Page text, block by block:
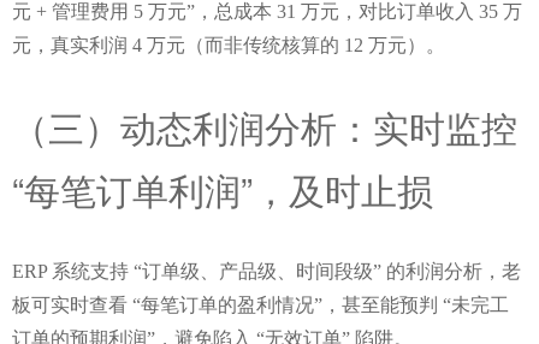
元 + 管理费用 5 万元”，总成本 31 万元，对比订单收入 35 万
元，真实利润 4 万元（而非传统核算的 12 万元）。
（三）动态利润分析：实时监控
“每笔订单利润”，及时止损
ERP 系统支持 “订单级、产品级、时间段级” 的利润分析，老
板可实时查看 “每笔订单的盈利情况”，甚至能预判 “未完工
订单的预期利润”，避免陷入 “无效订单” 陷阱。